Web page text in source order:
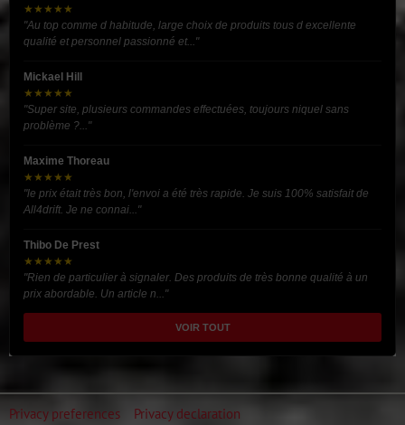
★★★★★
"Au top comme d habitude, large choix de produits tous d excellente
qualité et personnel passionné et..."
Mickael Hill
★★★★★
"Super site, plusieurs commandes effectuées, toujours niquel sans
problème ?..."
Maxime Thoreau
★★★★★
"le prix était très bon, l'envoi a été très rapide. Je suis 100% satisfait de
All4drift. Je ne connai..."
Thibo De Prest
★★★★★
"Rien de particulier à signaler. Des produits de très bonne qualité à un
prix abordable. Un article n..."
VOIR TOUT
Privacy preferences Privacy declaration